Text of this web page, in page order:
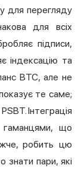
для перегляду
для всіх
підписи,
індексацію та
BTC, але не
те саме;
Інтеграція
гаманцями, що
робить цю
знати пари, які